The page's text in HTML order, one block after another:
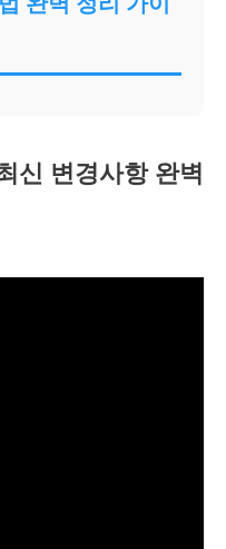
신 변경사항 완벽